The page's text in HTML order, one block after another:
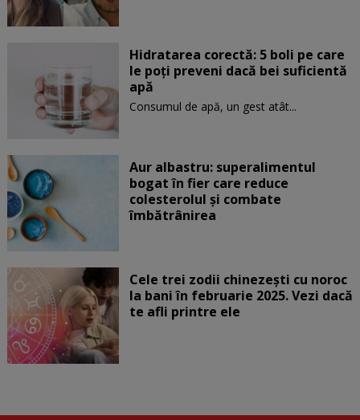
Hidratarea corectă: 5 boli pe care
le poți preveni dacă bei suficientă
apă
Consumul de apă, un gest atât...
Aur albastru: superalimentul
bogat în fier care reduce
colesterolul și combate
îmbătrânirea
Cele trei zodii chinezești cu noroc
la bani în februarie 2025. Vezi dacă
te afli printre ele